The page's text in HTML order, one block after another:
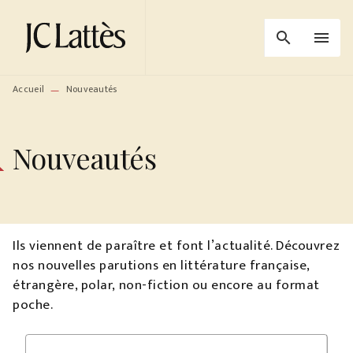
MENU RECHERCHE
PIED DE PAGE
search menu
Accueil — Nouveautés
Nouveautés
Ils viennent de paraître et font l’actualité. Découvrez
nos nouvelles parutions en littérature française,
étrangère, polar, non-fiction ou encore au format
poche.